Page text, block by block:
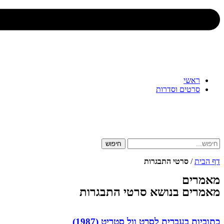
ראשי
סרטים וסדרות
חיפוש
דף הבית/ סרטי התבגרות
מאמרים
מאמרים בנושא סרטי התבגרות
כתוביות בעברית לסרט וול סטריט (1987)